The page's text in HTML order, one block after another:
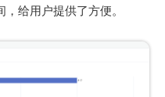
给用户提供了方便。